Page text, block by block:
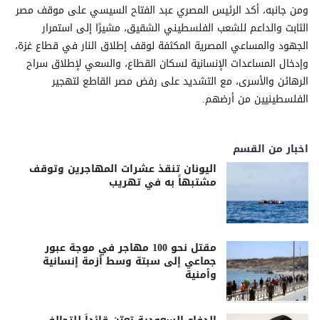
ومن جانبه، أكد الرئيس المصري عبد الفتاح السيسي على موقف مصر
الثابت والداعم للشعب الفلسطيني الشقيق، مشيرًا إلى استمرار
الجهود والمساعي المصرية المكثفة لوقف إطلاق النار في قطاع غزة،
وإدخال المساعدات الإنسانية لسكان القطاع، والسعي لإطلاق سراح
الرهائن والأسرى، مع التشديد على رفض مصر القاطع لتهجير
الفلسطينيين من أرضهم.
اخبار من القسم
اليونان تنقذ عشرات المهاجرين وتوقف
مشتبهاً به في تهريب
مقتل نحو 100 مهاجر في موجة عبور
جماعي إلى سبتة وسط أزمة إنسانية
وأمنية